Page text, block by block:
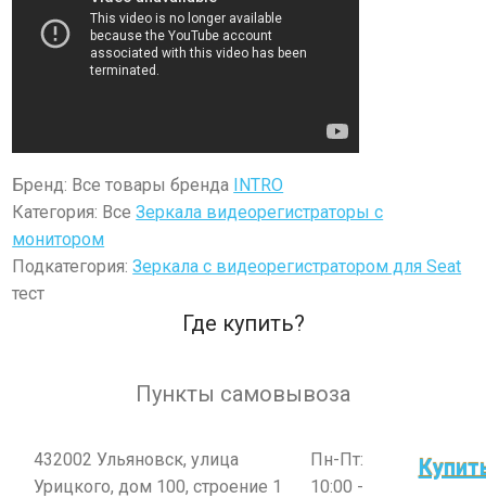
Бренд: Все товары бренда INTRO
Категория: ВсеЗеркала видеорегистраторы с
монитором
Подкатегория:Зеркала с видеорегистратором для Seat
тест
Где купить?
Пункты самовывоза
432002 Ульяновск, улица
Урицкого, дом 100, строение 1
Пн-Пт:
10:00 -